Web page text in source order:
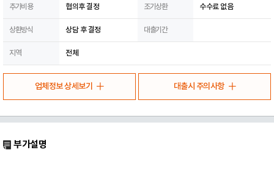
추가비용 협의후 결정 조기상환 수수료 없음
상환방식 상담 후 결정 대출기간
지역 전체
업체정보 상세보기 대출시 주의사항
부가설명